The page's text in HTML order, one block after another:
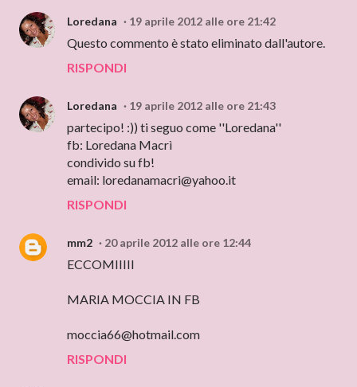
Loredana 19 aprile 2012 alle ore 21:42
Questo commento è stato eliminato dall'autore.
RISPONDI
Loredana 19 aprile 2012 alle ore 21:43
partecipo! :)) ti seguo come ''Loredana''
fb: Loredana Macrì
condivido su fb!
email: loredanamacri@yahoo.it
RISPONDI
mm2 20 aprile 2012 alle ore 12:44
ECCOMIIIII
MARIA MOCCIA IN FB
moccia66@hotmail.com
RISPONDI